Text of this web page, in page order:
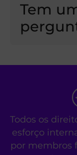
Tem
Todos os
esforço
por membros